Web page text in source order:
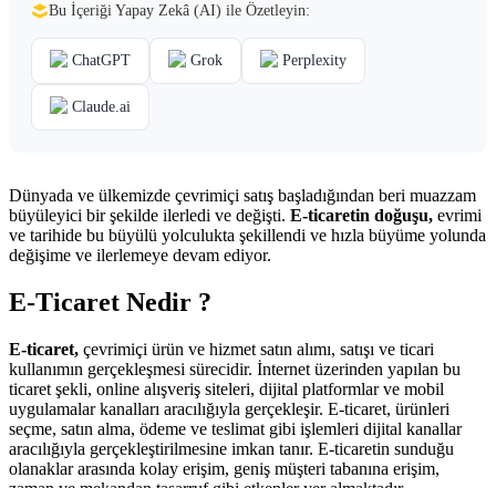
Bu İçeriği Yapay Zekâ (AI) ile Özetleyin:
ChatGPT Grok Perplexity
Claude.ai
Dünyada ve ülkemizde çevrimiçi satış başladığından beri muazzam
büyüleyici bir şekilde ilerledi ve değişti. E-ticaretin doğuşu, evrimi
ve tarihide bu büyülü yolculukta şekillendi ve hızla büyüme yolunda
değişime ve ilerlemeye devam ediyor.
E-Ticaret Nedir ?
E-ticaret, çevrimiçi ürün ve hizmet satın alımı, satışı ve ticari
kullanımın gerçekleşmesi sürecidir. İnternet üzerinden yapılan bu
ticaret şekli, online alışveriş siteleri, dijital platformlar ve mobil
uygulamalar kanalları aracılığıyla gerçekleşir. E-ticaret, ürünleri
seçme, satın alma, ödeme ve teslimat gibi işlemleri dijital kanallar
aracılığıyla gerçekleştirilmesine imkan tanır. E-ticaretin sunduğu
olanaklar arasında kolay erişim, geniş müşteri tabanına erişim,